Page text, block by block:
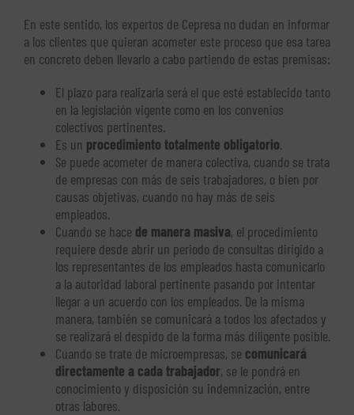
En este sentido, los expertos de Cepresa no dudan en informar
a los clientes que quieran acometer este proceso que esa tarea
en concreto deben llevarlo a cabo partiendo de estas premisas:
El plazo para realizarla será el que esté establecido tanto
en la legislación vigente como en los convenios
colectivos pertinentes.
Es un procedimiento totalmente obligatorio.
Se puede acometer de manera colectiva, cuando se trata
de empresas con más de seis trabajadores, o bien por
causas objetivas, cuando no hay más de seis
empleados.
Cuando se hace de manera masiva, el procedimiento
requiere desde abrir un periodo de consultas dirigido a
los representantes de los empleados hasta comunicarlo
a la autoridad laboral pertinente pasando por intentar
llegar a un acuerdo con los empleados. De la misma
manera, también se comunicará a todos los afectados y
se realizará el despido de la forma más diligente posible.
Cuando se trate de microempresas, se comunicará
directamente a cada trabajador, se le pondrá en
conocimiento y disposición su indemnización, entre
otras labores.